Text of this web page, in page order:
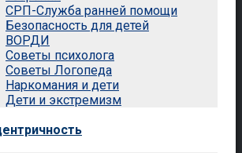
СРП-Служба ранней помощи
Безопасность для детей
ВОРДИ
Советы психолога
Советы Логопеда
Наркомания и дети
Дети и экстремизм